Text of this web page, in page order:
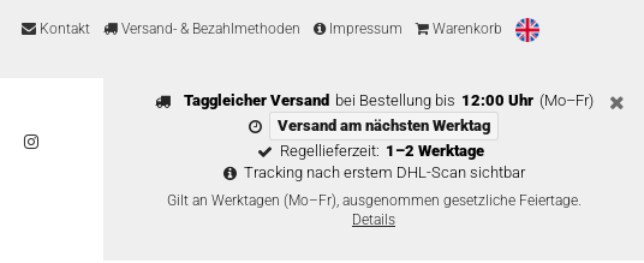
Kontakt Versand- & Bezahlmethoden Impressum Warenkorb
Taggleicher Versand bei Bestellung bis 12:00 Uhr (Mo–Fr)
Versand am nächsten Werktag
Regellieferzeit: 1–2 Werktage
Tracking nach erstem DHL-Scan sichtbar
Gilt an Werktagen (Mo–Fr), ausgenommen gesetzliche Feiertage.
Details